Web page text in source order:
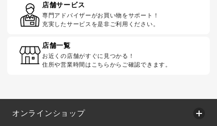
店舗サービス
専門アドバイザーがお買い物をサポート！
充実したサービスを是非ご利用ください。
店舗一覧
お近くの店舗がすぐに見つかる！
住所や営業時間はこちらからご確認できます。
オンラインショップ